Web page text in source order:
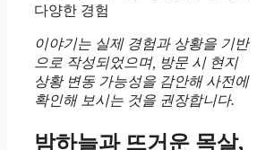
다양한 경험
이야기는 실제 경험과 상황을 기반
으로 작성되었으며, 방문 시 현지
상황 변동 가능성을 감안해 사전에
확인해 보시는 것을 권장합니다.
밤하늘과 뜨거운 목살,